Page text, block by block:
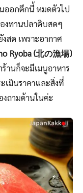
ออกตึกนี้ หมดตัวไป
งทานปลาดิบสดๆ
สด เพราะอากาศ
Ryoba (北の漁場)
านก็จะมีเมนูอาหาร
เมินราคาและสิ่งที่
งถามด้านในค่ะ